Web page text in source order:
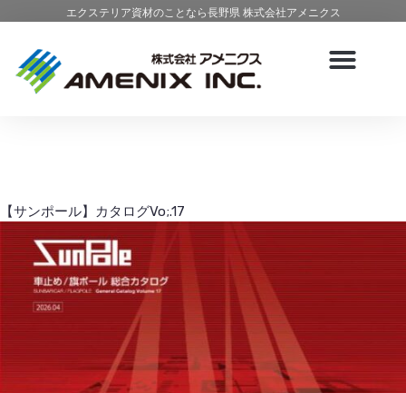
エクステリア資材のことなら長野県 株式会社アメニクス
【サンポール】カタログVo;.17